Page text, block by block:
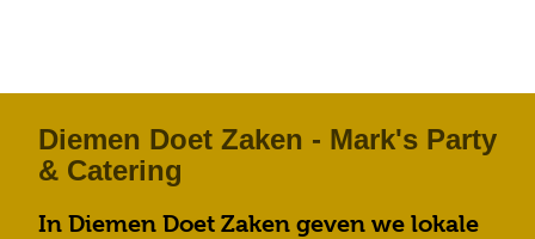
Diemen Doet Zaken - Mark's Party
& Catering
In Diemen Doet Zaken geven we lokale